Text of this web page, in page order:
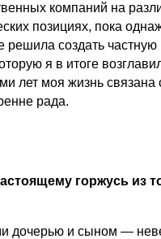
компаний на
позициях, пока
решила создать
я в итоге
лет моя жизнь связана
рада.
горжусь из
дочерью и сыном —